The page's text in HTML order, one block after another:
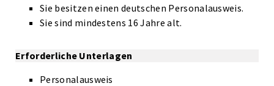
Sie besitzen einen deutschen Personalausweis.
Sie sind mindestens 16 Jahre alt.
Erforderliche Unterlagen
Personalausweis